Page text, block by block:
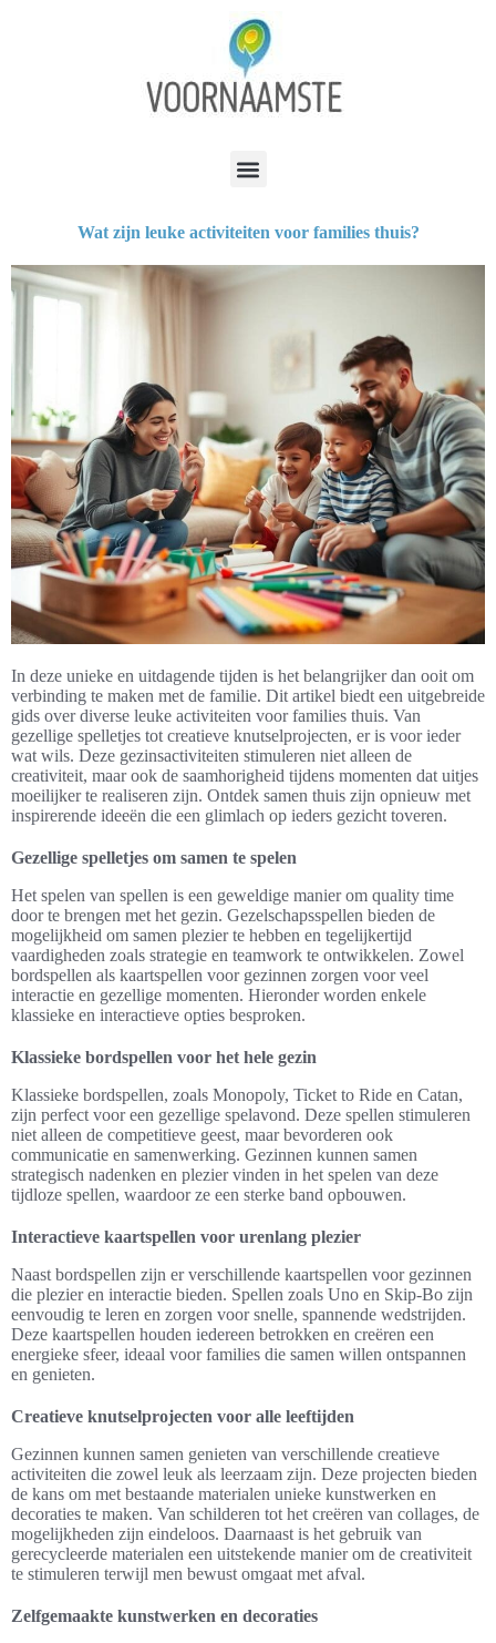
Wat zijn leuke activiteiten voor families thuis?
In deze unieke en uitdagende tijden is het belangrijker dan ooit om
verbinding te maken met de familie. Dit artikel biedt een uitgebreide
gids over diverse leuke activiteiten voor families thuis. Van
gezellige spelletjes tot creatieve knutselprojecten, er is voor ieder
wat wils. Deze gezinsactiviteiten stimuleren niet alleen de
creativiteit, maar ook de saamhorigheid tijdens momenten dat uitjes
moeilijker te realiseren zijn. Ontdek samen thuis zijn opnieuw met
inspirerende ideeën die een glimlach op ieders gezicht toveren.
Gezellige spelletjes om samen te spelen
Het spelen van spellen is een geweldige manier om quality time
door te brengen met het gezin. Gezelschapsspellen bieden de
mogelijkheid om samen plezier te hebben en tegelijkertijd
vaardigheden zoals strategie en teamwork te ontwikkelen. Zowel
bordspellen als kaartspellen voor gezinnen zorgen voor veel
interactie en gezellige momenten. Hieronder worden enkele
klassieke en interactieve opties besproken.
Klassieke bordspellen voor het hele gezin
Klassieke bordspellen, zoals Monopoly, Ticket to Ride en Catan,
zijn perfect voor een gezellige spelavond. Deze spellen stimuleren
niet alleen de competitieve geest, maar bevorderen ook
communicatie en samenwerking. Gezinnen kunnen samen
strategisch nadenken en plezier vinden in het spelen van deze
tijdloze spellen, waardoor ze een sterke band opbouwen.
Interactieve kaartspellen voor urenlang plezier
Naast bordspellen zijn er verschillende kaartspellen voor gezinnen
die plezier en interactie bieden. Spellen zoals Uno en Skip-Bo zijn
eenvoudig te leren en zorgen voor snelle, spannende wedstrijden.
Deze kaartspellen houden iedereen betrokken en creëren een
energieke sfeer, ideaal voor families die samen willen ontspannen
en genieten.
Creatieve knutselprojecten voor alle leeftijden
Gezinnen kunnen samen genieten van verschillende creatieve
activiteiten die zowel leuk als leerzaam zijn. Deze projecten bieden
de kans om met bestaande materialen unieke kunstwerken en
decoraties te maken. Van schilderen tot het creëren van collages, de
mogelijkheden zijn eindeloos. Daarnaast is het gebruik van
gerecycleerde materialen een uitstekende manier om de creativiteit
te stimuleren terwijl men bewust omgaat met afval.
Zelfgemaakte kunstwerken en decoraties